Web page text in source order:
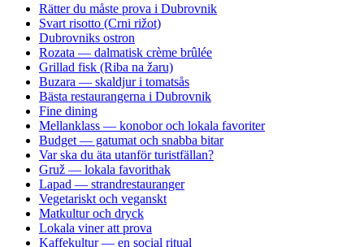
Rätter du måste prova i Dubrovnik
Svart risotto (Crni rižot)
Dubrovniks ostron
Rozata — dalmatisk crème brûlée
Grillad fisk (Riba na žaru)
Buzara — skaldjur i tomatsås
Bästa restaurangerna i Dubrovnik
Fine dining
Mellanklass — konobor och lokala favoriter
Budget — gatumat och snabba bitar
Var ska du äta utanför turistfällan?
Gruž — lokala favorithak
Lapad — strandrestauranger
Vegetariskt och veganskt
Matkultur och dryck
Lokala viner att prova
Kaffekultur — en social ritual